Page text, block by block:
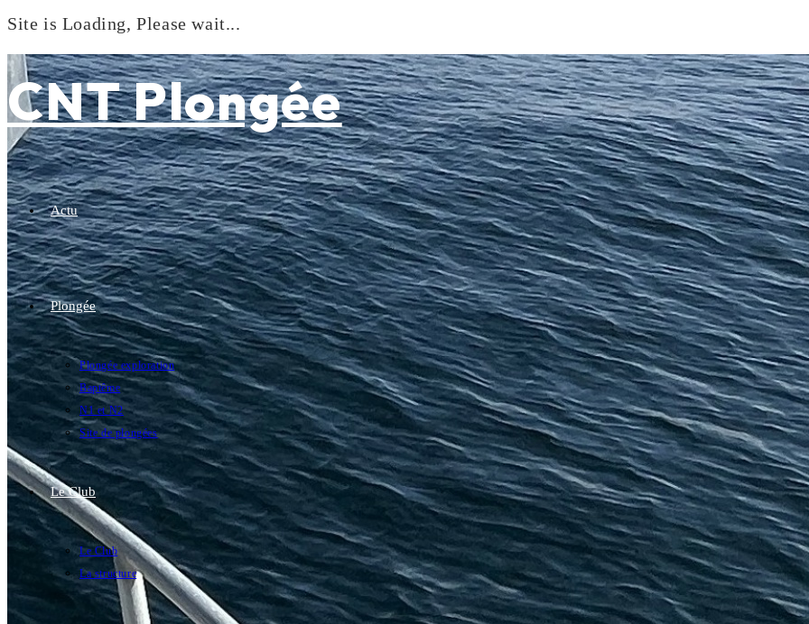
Site is Loading, Please wait...
to
content
CNT Plongée
Actu
Plongée
Plongée exploration
Baptême
N1 et N2
Site de plongées
Le Club
Le Club
La structure